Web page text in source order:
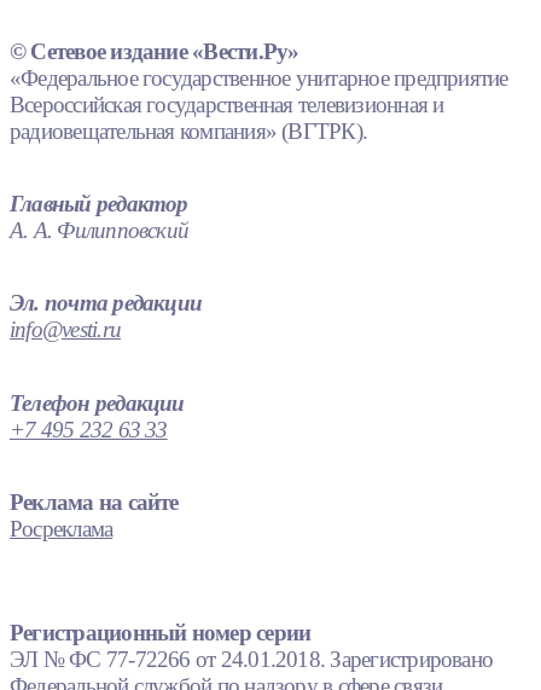
© Сетевое издание «Вести.Ру»
«Федеральное государственное унитарное предприятие
Всероссийская государственная телевизионная и
радиовещательная компания» (ВГТРК).
Главный редактор
А. А. Филипповский
Эл. почта редакции
info@vesti.ru
Телефон редакции
+7 495 232 63 33
Реклама на сайте
Росреклама
Регистрационный номер серии
ЭЛ № ФС 77-72266 от 24.01.2018. Зарегистрировано